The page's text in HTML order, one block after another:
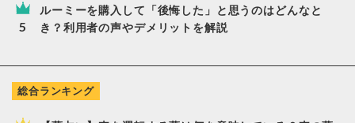
ルーミーを購入して「後悔した」と思うのはどんなと
き？利用者の声やデメリットを解説
総合ランキング